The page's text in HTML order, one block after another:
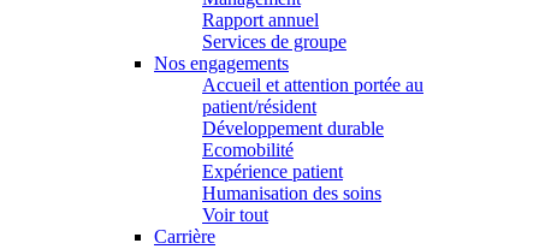
Rapport annuel
Services de groupe
Nos engagements
Accueil et attention portée au
patient/résident
Développement durable
Ecomobilité
Expérience patient
Humanisation des soins
Voir tout
Carrière